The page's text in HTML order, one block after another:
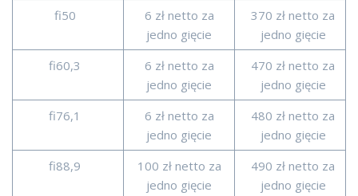
fi50
6 zł netto za
jedno gięcie
370 zł netto za
jedno gięcie
fi60,3
6 zł netto za
jedno gięcie
470 zł netto za
jedno gięcie
fi76,1
6 zł netto za
jedno gięcie
480 zł netto za
jedno gięcie
fi88,9
100 zł netto za
jedno gięcie
490 zł netto za
jedno gięcie